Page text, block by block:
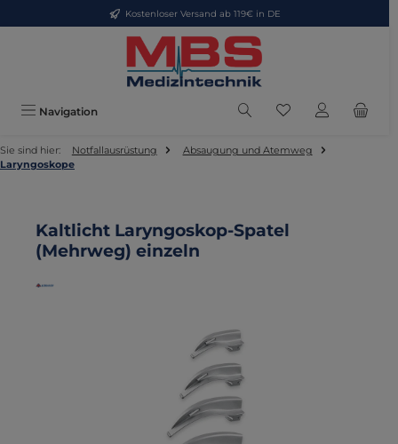
Zum Hauptinhalt springenKostenloser Versand ab 119€ in DE
Navigation Du hast 0
Sie sind hier: Notfallausrüstung
Absaugung und Atemweg
Laryngoskope
Kaltlicht Laryngoskop-Spatel
(Mehrweg) einzeln